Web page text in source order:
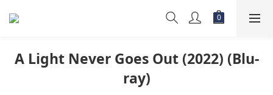
A Light Never Goes Out (2022) (Blu-
ray)